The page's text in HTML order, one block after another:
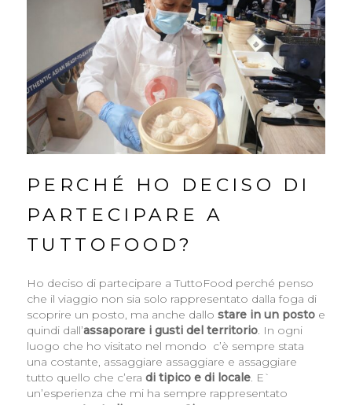
PERCHÉ HO DECISO DI
PARTECIPARE A
TUTTOFOOD?
Ho deciso di partecipare a TuttoFood perché penso
che il viaggio non sia solo rappresentato dalla foga di
scoprire un posto, ma anche dallo stare in un postoe
quindi dall’assaporare i gusti del territorio. In ogni
luogo che ho visitato nel mondo c’è sempre stata
una costante, assaggiare assaggiare e assaggiare
tutto quello che c’era di tipico e di locale. E`
un’esperienza che mi ha sempre rappresentato